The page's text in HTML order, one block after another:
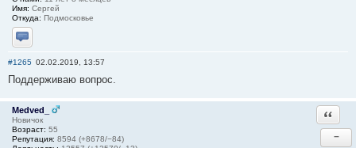
Имя: Сергей
Откуда: Подмосковье
Отправить личное сообщение
#1265 02.02.2019, 13:57
Поддерживаю вопрос.
Medved_
Новичок
Возраст: 55
Репутация: 8594 (+8678/−84)
−